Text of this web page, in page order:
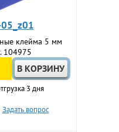
клейма 5 мм
104975
3 дня
Задать вопрос